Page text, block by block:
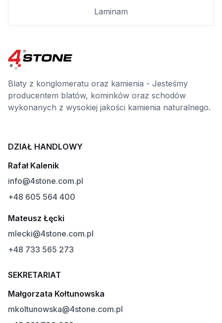
Laminam
Blaty z konglomeratu oraz kamienia - Jesteśmy
producentem blatów, kominków oraz schodów
wykonanych z wysokiej jakości kamienia naturalnego.
DZIAŁ HANDLOWY
Rafał Kalenik
info@4stone.com.pl
+48 605 564 400
Mateusz Łęcki
mlecki@4stone.com.pl
+48 733 565 273
SEKRETARIAT
Małgorzata Kołtunowska
mkoltunowska@4stone.com.pl